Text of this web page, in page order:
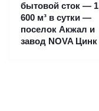
бытовой сток — 1
600 м³ в сутки —
поселок Акжал и
завод NOVA Цинк